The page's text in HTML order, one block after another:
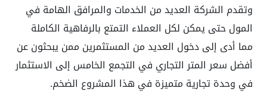
وتقدم الشركة العديد من الخدمات والمرافق الهامة في
المول حتى يمكن لكل العملاء التمتع بالرفاهية الكاملة
مما أدى إلى دخول العديد من المستثمرين ممن يبحثون عن
أفضل سعر المتر التجاري في التجمع الخامس إلى الاستثمار
في وحدة تجارية متميزة في هذا المشروع الضخم.